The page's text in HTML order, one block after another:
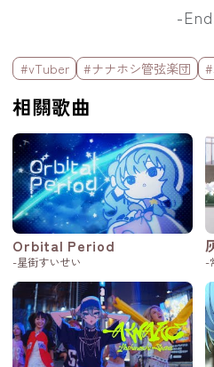
-
標籤欄
#vTuber #ナナホシ管弦楽団
相關歌曲
Orbital Period
-星街すいせい -